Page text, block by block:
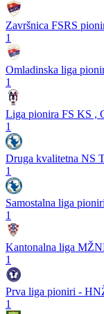
Završnica FSRS
1
Omladinska liga
1
Liga pionira FS KS ,
1
Druga kvalitetna NS
1
Samostalna liga
1
Kantonalna liga
1
Prva liga pioniri -
1